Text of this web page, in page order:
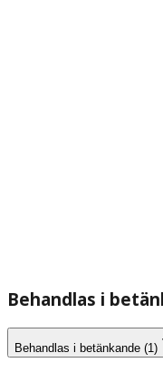
Behandlas i
Behandlas i betänkande (1)